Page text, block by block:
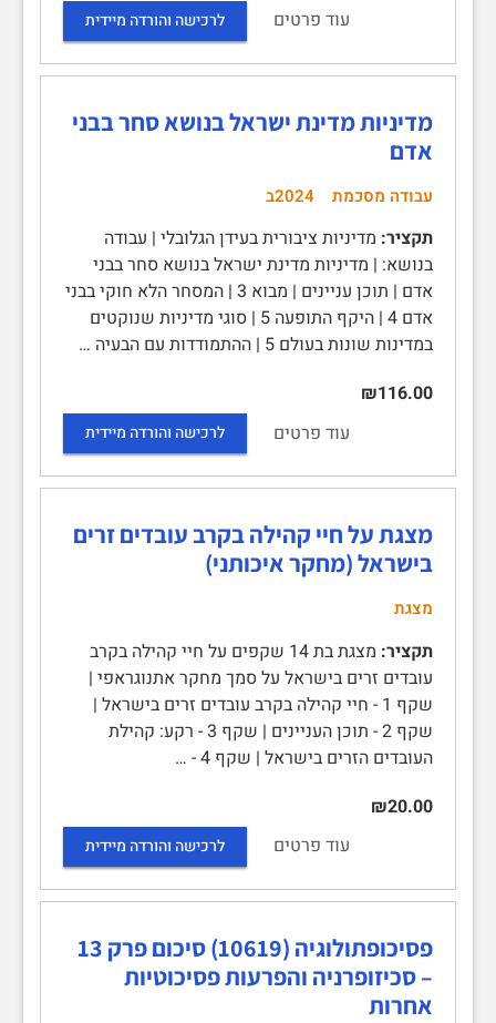
עוד פרטים
לרכישה והורדה מיידית
מדיניות מדינת ישראל בנושא סחר בבני
אדם
עבודה מסכמת 2024ב
תקציר: מדיניות ציבורית בעידן הגלובלי | עבודה
בנושא: | מדיניות מדינת ישראל בנושא סחר בבני
אדם | תוכן עניינים | מבוא 3 | המסחר הלא חוקי בבני
אדם 4 | היקף התופעה 5 | סוגי מדיניות שנוקטים
במדינות שונות בעולם 5 | ההתמודדות עם הבעיה …
₪116.00
עוד פרטים
לרכישה והורדה מיידית
מצגת על חיי קהילה בקרב עובדים זרים
בישראל (מחקר איכותני)
מצגת
תקציר:
מצגת בת 14 שקפים על חיי קהילה בקרב
עובדים זרים בישראל על סמך מחקר אתנוגראפי |
שקף 1 - חיי קהילה בקרב עובדים זרים בישראל |
שקף 2 - תוכן העניינים | שקף 3 - רקע: קהילת
העובדים הזרים בישראל | שקף 4 - …
₪20.00
עוד פרטים
לרכישה והורדה מיידית
פסיכופתולוגיה (10619) סיכום פרק 13
– סכיזופרניה והפרעות פסיכוטיות
אחרות